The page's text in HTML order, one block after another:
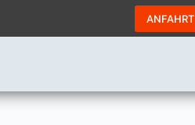
ANFAHRT